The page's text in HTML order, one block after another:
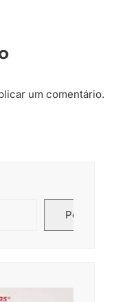
um comentário.
Pesquisar